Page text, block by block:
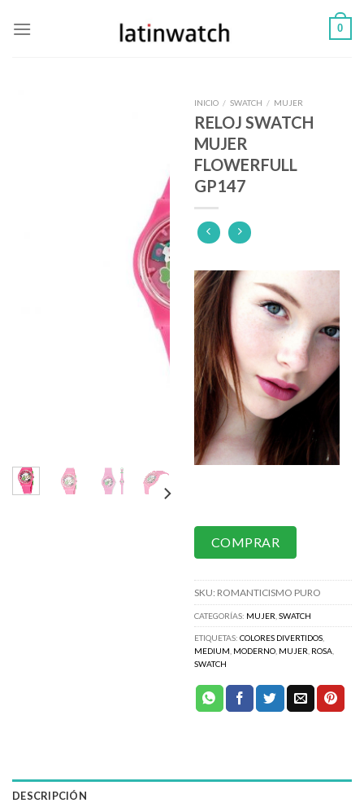
0
INICIO / SWATCH / MUJER
RELOJ SWATCH
MUJER
FLOWERFULL
GP147
COMPRAR
SKU: ROMANTICISMO PURO
CATEGORÍAS: MUJER SWATCH
ETIQUETAS: COLORES DIVERTIDOS
MEDIUM MODERNO MUJER ROSA
SWATCH
DESCRIPCIÓN